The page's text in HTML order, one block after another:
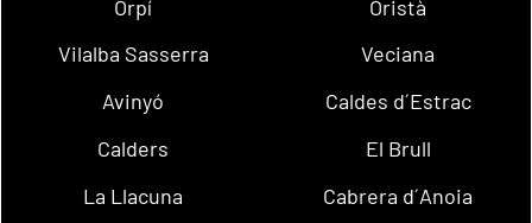
Orpí
Oristà
Vilalba Sasserra
Veciana
Avinyó
Caldes d´Estrac
Calders
El Brull
La Llacuna
Cabrera d´Anoia